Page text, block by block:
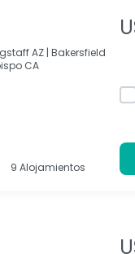
AZ | Bakersfield
CA
9 Alojamientos